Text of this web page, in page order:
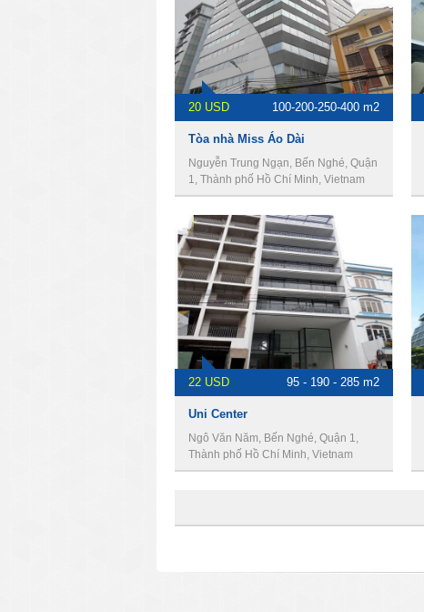
20 USD 100-200-250-400 m2
Tòa nhà Miss Áo Dài
Nguyễn Trung Ngạn, Bến Nghé, Quận
1, Thành phố Hồ Chí Minh, Vietnam
22 USD 95 - 190 - 285 m2
Uni Center
Ngô Văn Năm, Bến Nghé, Quận 1,
Thành phố Hồ Chí Minh, Vietnam